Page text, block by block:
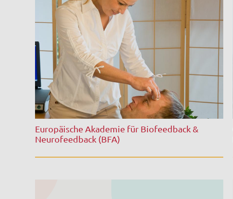
Europäische Akademie für Biofeedback &
Neurofeedback (BFA)